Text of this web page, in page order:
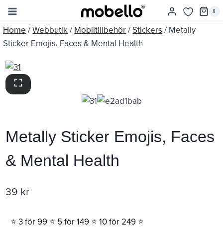
Skip
content
0
Home /Webbutik/ Mobiltillbehör/ Stickers / Metally
Sticker Emojis, Faces & Mental Health
Metally Sticker Emojis, Faces
& Mental Health
39 kr
⭐️ 3 för 99 ⭐️ 5 för 149 ⭐️ 10 för 249 ⭐️